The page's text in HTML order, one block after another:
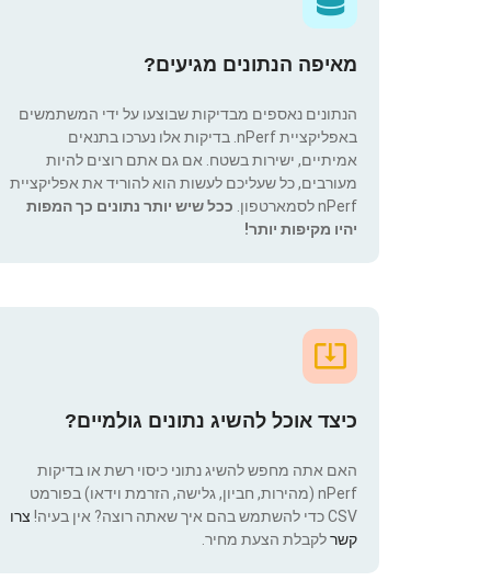
מאיפה הנתונים מגיעים?
הנתונים נאספים מבדיקות שבוצעו על ידי המשתמשים
באפליקציית nPerf. בדיקות אלו נערכו בתנאים
אמיתיים, ישירות בשטח. אם גם אתם רוצים להיות
מעורבים, כל שעליכם לעשות הוא להוריד את אפליקציית
nPerf לסמארטפון.
ככל שיש יותר נתונים כך המפות
יהיו מקיפות יותר!
כיצד אוכל להשיג נתונים גולמיים?
האם אתה מחפש להשיג נתוני כיסוי רשת או בדיקות
nPerf (מהירות, חביון, גלישה, הזרמת וידאו) בפורמט
CSV כדי להשתמש בהם איך שאתה רוצה? אין בעיה!
צרו
קשרלקבלת הצעת מחיר.